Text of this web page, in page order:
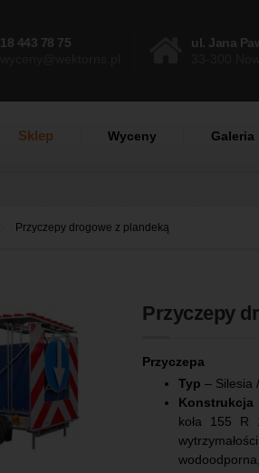
18 443 78 75
ul. Jana
Sklep Wyceny Galeria
Przyczepy drogowe z plandeką
Przyczepy
Przyczepa
Typ – Silesia
Konstrukcja
koła 155 R